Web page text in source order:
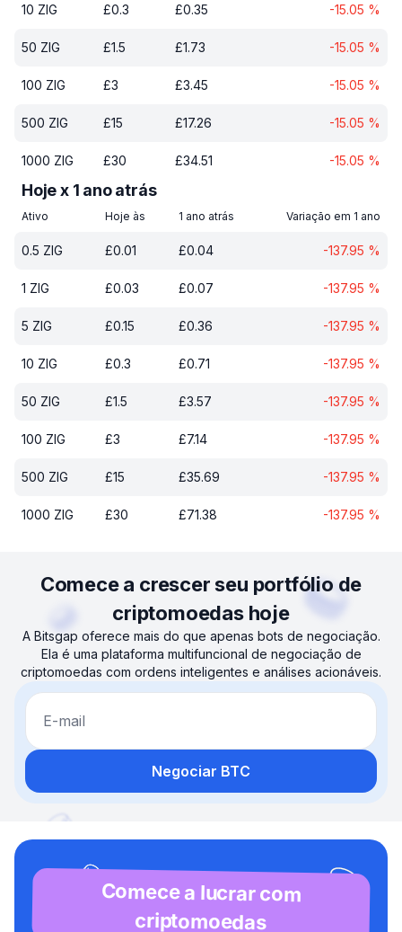
10 ZIG £0.3 £0.35 -15.05 %
50 ZIG £1.5 £1.73 -15.05 %
100 ZIG £3 £3.45 -15.05 %
500 ZIG £15 £17.26 -15.05 %
1000 ZIG £30 £34.51 -15.05 %
Hoje x 1 ano atrás
Ativo Hoje às 1 ano atrás Variação em 1 ano
0.5 ZIG £0.01 £0.04 -137.95 %
1 ZIG £0.03 £0.07 -137.95 %
5 ZIG £0.15 £0.36 -137.95 %
10 ZIG £0.3 £0.71 -137.95 %
50 ZIG £1.5 £3.57 -137.95 %
100 ZIG £3 £7.14 -137.95 %
500 ZIG £15 £35.69 -137.95 %
1000 ZIG £30 £71.38 -137.95 %
Comece a crescer seu portfólio de
criptomoedas hoje
A Bitsgap oferece mais do que apenas bots de negociação.
Ela é uma plataforma multifuncional de negociação de
criptomoedas com ordens inteligentes e análises acionáveis.
E-mail
Negociar BTC
Comece a lucrar com
criptomoedas